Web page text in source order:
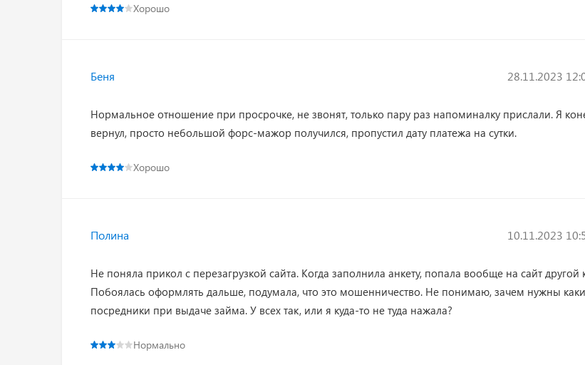
Хорошо
Беня 28.11.2023
Нормальное отношение при просрочке, не звонят, только пару раз напоминалку прислали. Я
вернул, просто небольшой форс-мажор получился, пропустил дату платежа на сутки.
Хорошо
Полина 10.11.2023
Не поняла прикол с перезагрузкой сайта. Когда заполнила анкету, попала вообще на сайт
Побоялась оформлять дальше, подумала, что это мошенничество. Не понимаю, зачем нужны
посредники при выдаче займа. У всех так, или я куда-то не туда нажала?
Нормально